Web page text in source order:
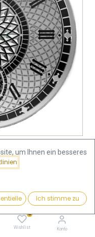
Kaufen
0
Wishlist Konto
um Ihnen ein besseres
Ich stimme zu